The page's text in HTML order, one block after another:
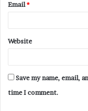
Email*
Website
Save my name, email,
time I comment.